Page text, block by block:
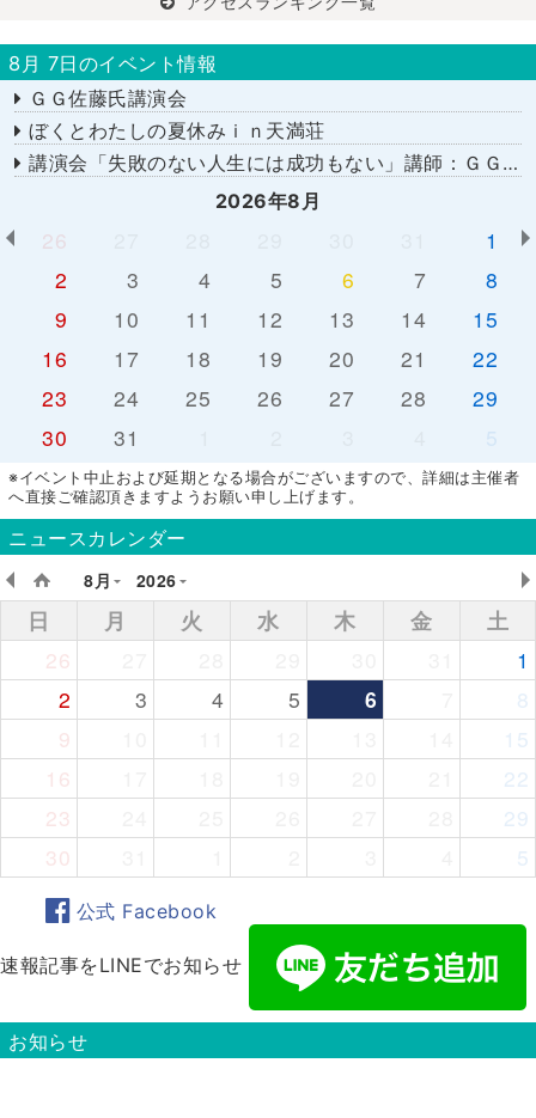
8月 7日のイベント情報
ＧＧ佐藤氏講演会
ぼくとわたしの夏休みｉｎ天満荘
講演会「失敗のない人生には成功もない」講師：ＧＧ佐藤さん
2026年8月
26
1
2
3 4 5 6 7
8
9
10 11 12 13 14
15
16
17 18 19 20 21
22
23
24 25 26 27 28
29
30
31 5
※イベント中止および延期となる場合がございますので、詳細は主催者
へ直接ご確認頂きますようお願い申し上げます。
ニュースカレンダー
8月
2026
日 月 火 水 木 金
土
26
1
2
3 4 5 6
8
9
15
16
22
23
29
30
5
公式 Facebook
速報記事をLINEでお知らせ
お知らせ